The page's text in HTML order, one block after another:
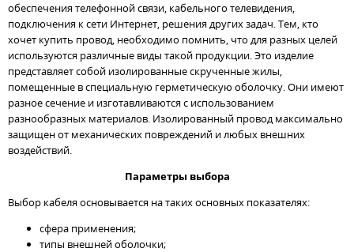
обеспечения телефонной связи, кабельного телевидения,
подключения к сети Интернет, решения других задач. Тем, кто
хочет купить провод, необходимо помнить, что для разных целей
используются различные виды такой продукции. Это изделие
представляет собой изолированные скрученные жилы,
помещенные в специальную герметическую оболочку. Они имеют
разное сечение и изготавливаются с использованием
разнообразных материалов. Изолированный провод максимально
защищен от механических повреждений и любых внешних
воздействий.
Параметры выбора
Выбор кабеля основывается на таких основных показателях:
сфера применения;
типы внешней оболочки;